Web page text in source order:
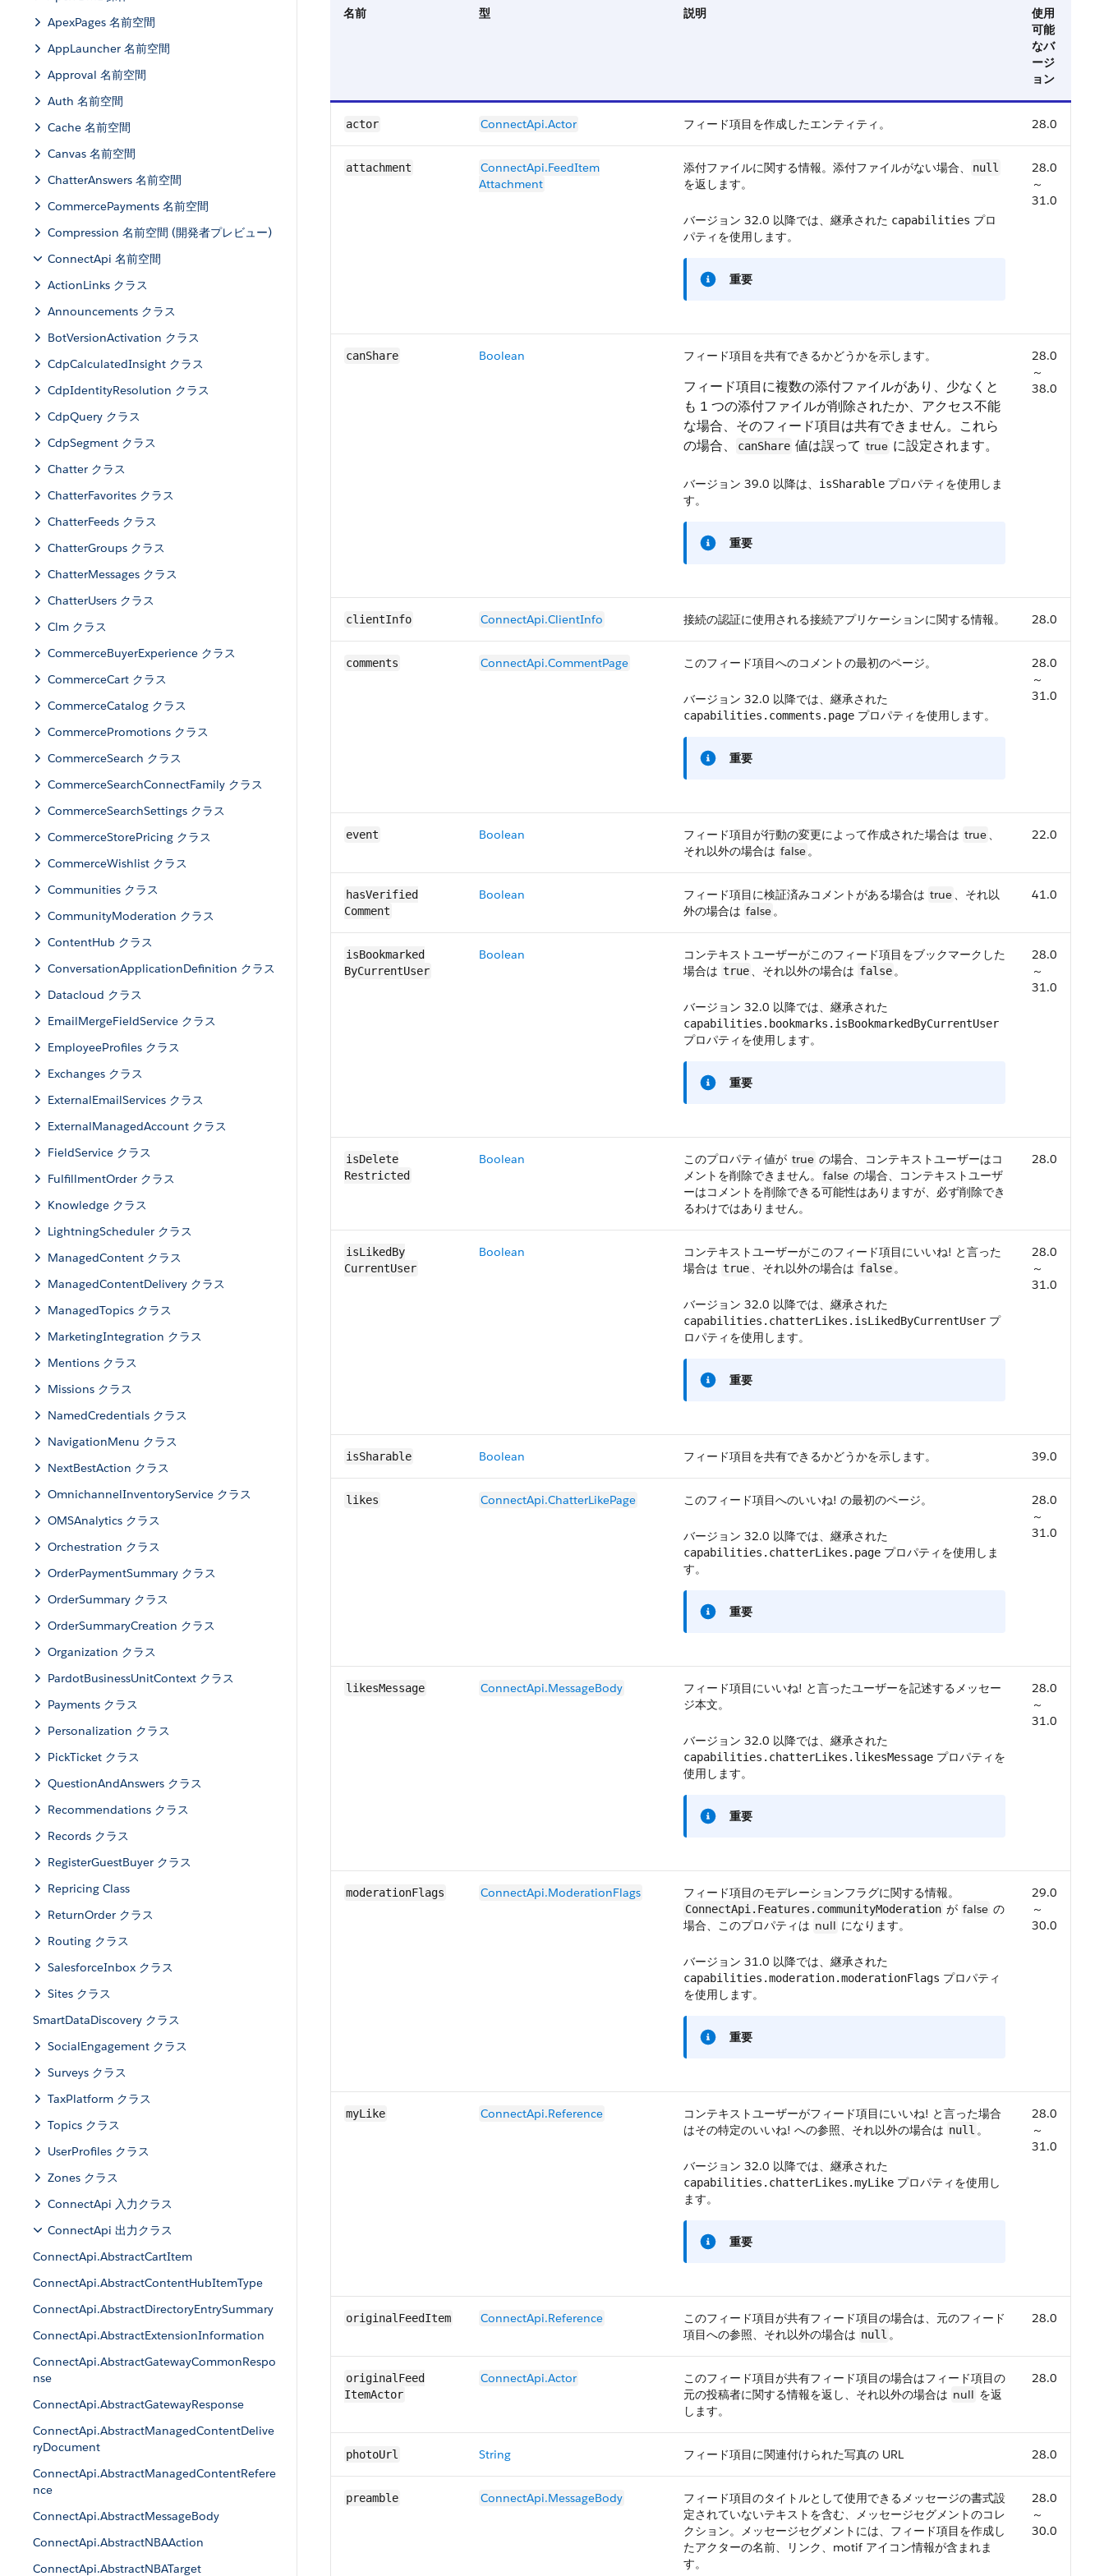
ApexPages 名前空間
AppLauncher 名前空間
Approval 名前空間
Auth 名前空間
Cache 名前空間
Canvas 名前空間
ChatterAnswers 名前空間
CommercePayments 名前空間
Compression 名前空間 (開発者プレビュー)
ConnectApi 名前空間
ActionLinks クラス
Announcements クラス
BotVersionActivation クラス
CdpCalculatedInsight クラス
CdpIdentityResolution クラス
CdpQuery クラス
CdpSegment クラス
Chatter クラス
ChatterFavorites クラス
ChatterFeeds クラス
ChatterGroups クラス
ChatterMessages クラス
ChatterUsers クラス
Clm クラス
CommerceBuyerExperience クラス
CommerceCart クラス
CommerceCatalog クラス
CommercePromotions クラス
CommerceSearch クラス
CommerceSearchConnectFamily クラス
CommerceSearchSettings クラス
CommerceStorePricing クラス
CommerceWishlist クラス
Communities クラス
CommunityModeration クラス
ContentHub クラス
ConversationApplicationDefinition クラス
Datacloud クラス
EmailMergeFieldService クラス
EmployeeProfiles クラス
Exchanges クラス
ExternalEmailServices クラス
ExternalManagedAccount クラス
FieldService クラス
FulfillmentOrder クラス
Knowledge クラス
LightningScheduler クラス
ManagedContent クラス
ManagedContentDelivery クラス
ManagedTopics クラス
MarketingIntegration クラス
Mentions クラス
Missions クラス
NamedCredentials クラス
NavigationMenu クラス
NextBestAction クラス
OmnichannelInventoryService クラス
OMSAnalytics クラス
Orchestration クラス
OrderPaymentSummary クラス
OrderSummary クラス
OrderSummaryCreation クラス
Organization クラス
PardotBusinessUnitContext クラス
Payments クラス
Personalization クラス
PickTicket クラス
QuestionAndAnswers クラス
Recommendations クラス
Records クラス
RegisterGuestBuyer クラス
Repricing Class
ReturnOrder クラス
Routing クラス
SalesforceInbox クラス
Sites クラス
SmartDataDiscovery クラス
SocialEngagement クラス
Surveys クラス
TaxPlatform クラス
Topics クラス
UserProfiles クラス
Zones クラス
ConnectApi 入力クラス
ConnectApi 出力クラス
ConnectApi.AbstractCartItem
ConnectApi.AbstractContentHubItemType
ConnectApi.AbstractDirectoryEntrySummary
ConnectApi.AbstractExtensionInformation
ConnectApi.AbstractGatewayCommonRespo
nse
ConnectApi.AbstractGatewayResponse
ConnectApi.AbstractManagedContentDelive
ryDocument
ConnectApi.AbstractManagedContentRefere
nce
ConnectApi.AbstractMessageBody
ConnectApi.AbstractNBAAction
ConnectApi.AbstractNBATarget
名前 型 説明
使用
可能
なバ
ージ
ョン
actor ConnectApi.Actor フィード項目を作成したエンティティ。 28.0
attachment
ConnectApi.​FeedItem​
Attachment
添付ファイルに関する情報。添付ファイルがない場合、 null
を返します。
バージョン 32.0 以降では、継承された capabilities プロ
パティを使用します。
重要
28.0
～
31.0
canShare Boolean フィード項目を共有できるかどうかを示します。
フィード項目に複数の添付ファイルがあり、少なくと
も 1 つの添付ファイルが削除されたか、アクセス不能
な場合、そのフィード項目は共有できません。これら
の場合、
canShare 値は誤って true に設定されます。
バージョン 39.0 以降は、 isSharable プロパティを使用しま
す。
重要
28.0
～
38.0
clientInfo ConnectApi.​ClientInfo 接続の認証に使用される接続アプリケーションに関する情報。 28.0
comments ConnectApi.​Comment​​Page このフィード項目へのコメントの最初のページ。
バージョン 32.0 以降では、継承された
capabilities.comments.page プロパティを使用します。
重要
28.0
～
31.0
event Boolean フィード項目が行動の変更によって作成された場合は true、
それ以外の場合は false。
22.0
hasVerified​
Comment
Boolean フィード項目に検証済みコメントがある場合は true、それ以
外の場合は false。
41.0
isBookmarked​
ByCurrentUser
Boolean
コンテキストユーザーがこのフィード項目をブックマークした
場合は true、それ以外の場合は false。
バージョン 32.0 以降では、継承された
capabilities.bookmarks.isBookmarkedByCurrentUser
プロパティを使用します。
重要
28.0
～
31.0
isDelete​
Restricted
Boolean このプロパティ値が true の場合、コンテキストユーザーはコ
メントを削除できません。
false の場合、コンテキストユーザ
ーはコメントを削除できる可能性はありますが、必ず削除でき
るわけではありません。
28.0
isLikedBy​
CurrentUser
Boolean
コンテキストユーザーがこのフィード項目にいいね! と言った
場合は true、それ以外の場合は false。
バージョン 32.0 以降では、継承された
capabilities.chatterLikes.isLikedByCurrentUser プ
ロパティを使用します。
重要
28.0
～
31.0
isSharable Boolean フィード項目を共有できるかどうかを示します。 39.0
likes ConnectApi.​Chatter​Like​Page このフィード項目へのいいね! の最初のページ。
バージョン 32.0 以降では、継承された
capabilities.chatterLikes.page プロパティを使用しま
す。
重要
28.0
～
31.0
likesMessage ConnectApi.​Message​Body
フィード項目にいいね! と言ったユーザーを記述するメッセー
ジ本文。
バージョン 32.0 以降では、継承された
capabilities.chatterLikes.likesMessage プロパティを
使用します。
重要
28.0
～
31.0
moderationFlags ConnectApi.​ModerationFlags フィード項目のモデレーションフラグに関する情報。
ConnectApi.Features.communityModeration が false の
場合、このプロパティは null になります。
バージョン 31.0 以降では、継承された
capabilities.moderation.moderationFlags プロパティ
を使用します。
重要
29.0
～
30.0
myLike ConnectApi.​​Reference
コンテキストユーザーがフィード項目にいいね! と言った場合
はその特定のいいね! への参照、それ以外の場合は null 。
バージョン 32.0 以降では、継承された
capabilities.chatterLikes.myLike プロパティを使用し
ます。
重要
28.0
～
31.0
originalFeedItem ConnectApi.​​Reference
このフィード項目が共有フィード項目の場合は、元のフィード
項目への参照、それ以外の場合は null 。
28.0
originalFeed​
ItemActor
ConnectApi.Actor
このフィード項目が共有フィード項目の場合はフィード項目の
元の投稿者に関する情報を返し、それ以外の場合は null を返
します。
28.0
photoUrl String フィード項目に関連付けられた写真の URL 28.0
preamble ConnectApi.​Message​Body
フィード項目のタイトルとして使用できるメッセージの書式設
定されていないテキストを含む、メッセージセグメントのコレ
クション。メッセージセグメントには、フィード項目を作成し
たアクターの名前、リンク、motif アイコン情報が含まれま
す。
28.0
～
30.0